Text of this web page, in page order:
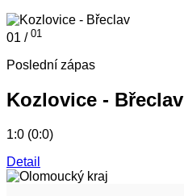
01 / 01
Poslední zápas
Kozlovice - Břeclav
1:0 (0:0)
Detail